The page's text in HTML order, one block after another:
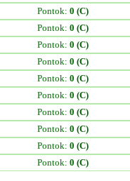
Pontok: 0 (C)
Pontok: 0 (C)
Pontok: 0 (C)
Pontok: 0 (C)
Pontok: 0 (C)
Pontok: 0 (C)
Pontok: 0 (C)
Pontok: 0 (C)
Pontok: 0 (C)
Pontok: 0 (C)